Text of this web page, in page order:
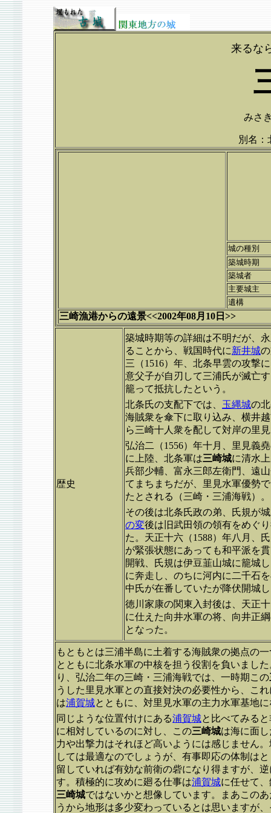
来るな
みさ
別名：
城の種別
築城時期
築城者
主要城主
遺構
三崎漁港からの遠景<<2002年08月10日>>
歴史
築城時期等の詳細は不明だが、
ることから、戦国時代に新井城
三（1516）年、北条早雲の攻撃
意父子が自刃して三浦氏が滅亡
籠って抵抗したという。
北条氏の支配下では、 玉縄城の
海賊衆を傘下に取り込み、横井
ら三崎十人衆を配して対岸の里
弘治二（1556）年十月、里見義
に上陸、北条軍は三崎城に清水
兵部少輔、富永三郎左衛門、遠
てまちまちだが、里見水軍優勢
たとされる（三崎・三浦海戦）。
その後は北条氏政の弟、氏規が
の変後は旧武田領の領有をめぐ
た。天正十六（1588）年八月、
が緊張状態にあっても和平派を
開戦、氏規は伊豆韮山城に籠城
に奔走し、のちに河内に二千石
中氏が在番していたが降伏開城
徳川家康の関東入封後は、天正
に仕えた向井水軍の将、向井正
となった。
もともとは三浦半島に土着する海賊衆の拠点の
とともに北条水軍の中核を担う役割を負いまし
り、弘治二年の三崎・三浦海戦では、一時期この
うした里見水軍との直接対決の必要性から、こ
は浦賀城とともに、対里見水軍の主力水軍基地
同じような位置付けにある浦賀城と比べてみる
に相対しているのに対し、この三崎城は海に面
力や出撃力はそれほど高いようには感じません
しては最適なのでしょうが、有事即応の体制は
留していれば有効な前衛の砦になり得ますが、
す。積極的に攻めに廻る仕事は浦賀城に任せて
三崎城ではないかと想像しています。まあこの
うから地形は多少変わっているとは思いますが